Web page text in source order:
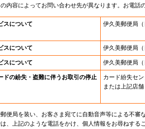
内容によってお問い合わせ先が異なります。お電話
スについて 伊久美郵便局
スについて 伊久美郵便局
スについて 伊久美郵便局
ドの紛失・盗難に伴うお取引の停止
カード紛失セ
または上記店舗
便局を装い、お客さま宛てに自動音声等による不審
、上記のような電話をかけ、個人情報をお尋ねする